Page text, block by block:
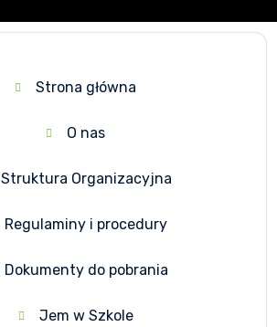
Strona główna
O nas
Struktura Organizacyjna
Regulaminy i procedury
Dokumenty do pobrania
Jem w Szkole